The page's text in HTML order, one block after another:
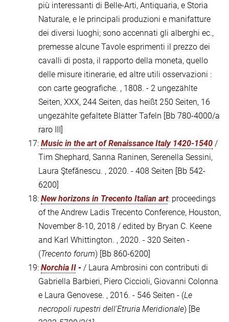
più interessanti di Belle-Arti, Antiquaria, e Storia
Naturale, e le principali produzioni e manifatture
dei diversi luoghi; sono accennati gli alberghi ec.,
premesse alcune Tavole esprimenti il prezzo dei
cavalli di posta, il rapporto della moneta, quello
delle misure itinerarie, ed altre utili osservazioni :
con carte geografiche. , 1808. - 2 ungezählte
Seiten, XXX, 244 Seiten, das heißt 250 Seiten, 16
ungezählte gefaltete Blätter Tafeln [Bb 780-4000/a
raro III]
17: Music in the art of Renaissance Italy 1420-1540 /
Tim Shephard, Sanna Raninen, Serenella Sessini,
Laura Ştefănescu. , 2020. - 408 Seiten [Bb 542-
6200]
18: New horizons in Trecento Italian art: proceedings
of the Andrew Ladis Trecento Conference, Houston,
November 8-10, 2018 / edited by Bryan C. Keene
and Karl Whittington. , 2020. - 320 Seiten -
(Trecento forum) [Bb 860-6200]
19: Norchia II - / Laura Ambrosini con contributi di
Gabriella Barbieri, Piero Ciccioli, Giovanni Colonna
e Laura Genovese. , 2016. - 546 Seiten - (Le
necropoli rupestri dell'Etruria Meridionale) [Be